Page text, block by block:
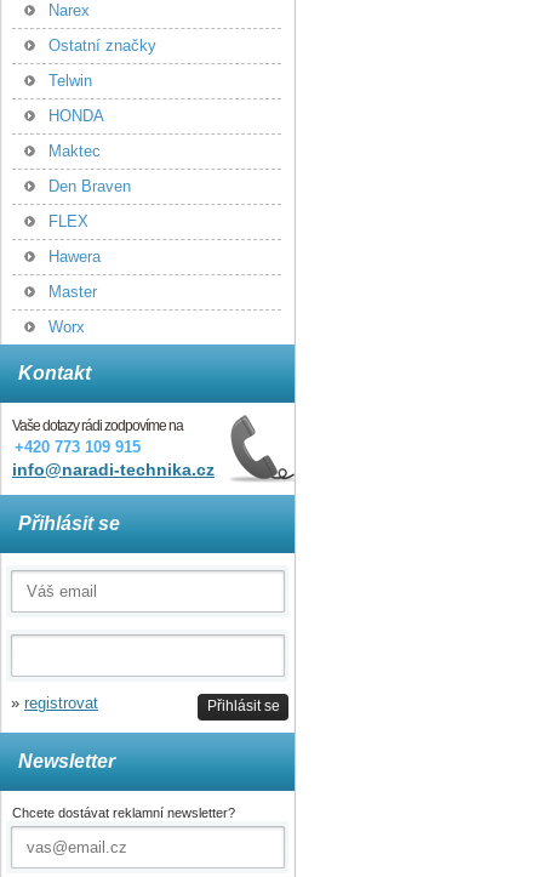
Narex
Ostatní značky
Telwin
HONDA
Maktec
Den Braven
FLEX
Hawera
Master
Worx
Kontakt
Vaše dotazy rádi zodpovíme na
+420 773 109 915
info@naradi-technika.cz
Přihlásit se
Přihlásit se
» registrovat
Newsletter
Chcete dostávat reklamní newsletter?